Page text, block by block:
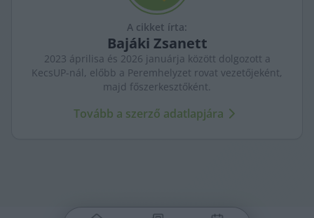
A cikket írta:
Bajáki Zsanett
2023 áprilisa és 2026 januárja között dolgozott a
KecsUP-nál, előbb a Peremhelyzet rovat vezetőjeként,
majd főszerkesztőként.
Tovább a szerző adatlapjára